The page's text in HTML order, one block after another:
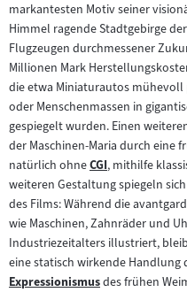
markantesten Motiv seiner
Himmel ragende Stadtgebirge
Flugzeugen durchmessener
Millionen Mark
die etwa Miniaturautos mühevoll
oder Menschenmassen in
gespiegelt wurden. Einen
der Maschinen-Maria durch eine
natürlich ohneZum
Inhalt:
CGI, mithilfe
weiteren Gestaltung spiegeln
des Films: Während die
wie Maschinen, Zahnräder und
Industriezeitalters illustriert,
eine statisch wirkende
Zum
Expressionismusdes frühen